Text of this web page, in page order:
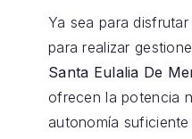
Ya sea para
para realizar
Santa Eulalia De
ofrecen la potencia
autonomía